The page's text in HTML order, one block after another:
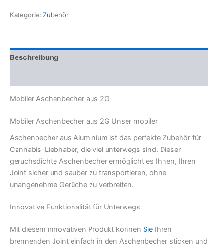
2G
Kategorie: Zubehör
Beschreibung
Mobiler Aschenbecher aus 2G
Mobiler Aschenbecher aus 2G Unser mobiler
Aschenbecher aus Aluminium ist das perfekte Zubehör für
Cannabis-Liebhaber, die viel unterwegs sind. Dieser
geruchsdichte Aschenbecher ermöglicht es Ihnen, Ihren
Joint sicher und sauber zu transportieren, ohne
unangenehme Gerüche zu verbreiten.
Innovative Funktionalität für Unterwegs
Mit diesem innovativen Produkt können Sie Ihren
brennenden Joint einfach in den Aschenbecher sticken und